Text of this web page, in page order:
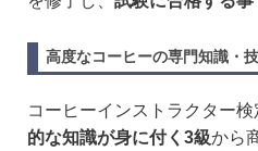
高度なコーヒーの専門知識・
コーヒーインストラクター検
的な知識が身に付く3級から